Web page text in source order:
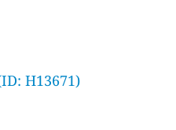
H13671)